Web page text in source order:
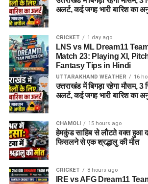
अलर्ट, कई जगह भारी बारिश का
CRICKET 1 day ago
LNS vs ML Dream11
Match 23: Playing XI,
Fantasy Tips in Hindi
UTTARAKHAND WEATHER 16
उत्तराखंड में बिगड़ा रहेगा मौसम,
अलर्ट, कई जगह भारी बारिश का
CHAMOLI 15 hours ago
हेमकुंड साहिब से लौटते वक्त हुआ
फिसलने से एक श्रद्धालु की मौत
CRICKET 8 hours ago
IRE vs AFG Dream11